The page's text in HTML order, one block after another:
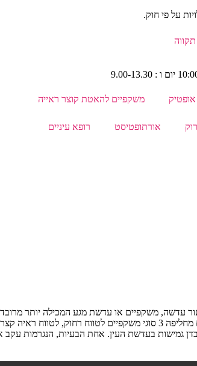
על פי חוק.
משקפיים להאטת קוצר ראייה
אורתופטיסט רופא עיניים
עדשה, משקפיים או עדשת מגע המכילה יותר
מתקדמת, היא מיוצרת כך, שבעצם מחליפה 3 סוגי
גמישות בעדשת העין. אחת הבעיות, הנגרמות עקב